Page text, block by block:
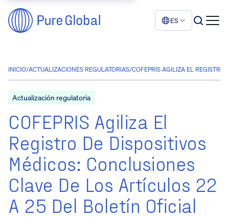
ES
INICIO/ACTUALIZACIONES REGULATORIAS/COFEPRIS AGILIZA EL REGISTRO
Actualización regulatoria
COFEPRIS Agiliza El
Registro De Dispositivos
Médicos: Conclusiones
Clave De Los Artículos 22
A 25 Del Boletín Oficial